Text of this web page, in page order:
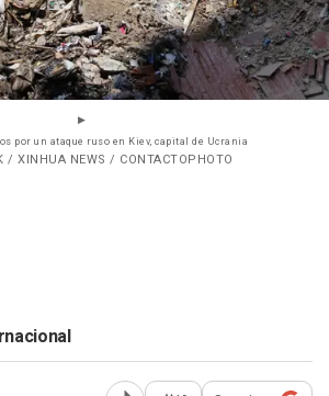
por un ataque ruso en Kiev, capital de Ucrania
/ XINHUA NEWS / CONTACTOPHOTO